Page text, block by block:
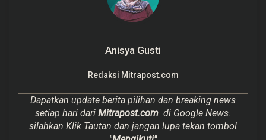
Anisya Gusti
Redaksi Mitrapost.com
Dapatkan update berita pilihan dan breaking news
setiap hari dari Mitrapost.com di Google News.
silahkan Klik Tautan dan jangan lupa tekan tombol